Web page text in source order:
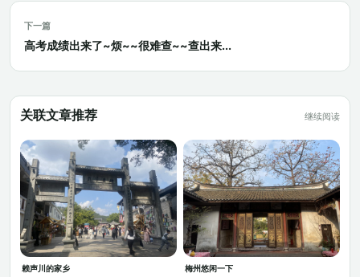
下一篇
高考成绩出来了~烦~~很难查~~查出来...
关联文章推荐 继续阅读
赖声川的家乡 梅州悠闲一下